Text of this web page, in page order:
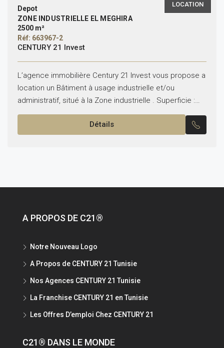
LOCATION
Depot
ZONE INDUSTRIELLE EL MEGHIRA
2500 m²
Réf: 663967-2
CENTURY 21 Invest
L’agence immobilière Century 21 Invest vous propose a
location un Bâtiment à usage industrielle et/ou
administratif, situé à la Zone industrielle . Superficie :
RDC d’une superficie utile de 1 248 m2...
Détails
A PROPOS DE C21®
Notre Nouveau Logo
A Propos de CENTURY 21 Tunisie
Nos Agences CENTURY 21 Tunisie
La Franchise CENTURY 21 en Tunisie
Les Offres D’emploi Chez CENTURY 21
C21® DANS LE MONDE